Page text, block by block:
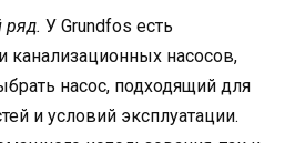
У Grundfos есть
канализационных насосов,
насос, подходящий для
и условий эксплуатации.